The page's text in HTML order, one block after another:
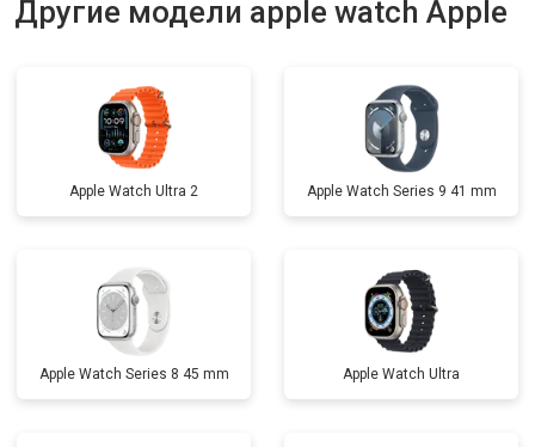
Другие модели apple watch Apple
Apple Watch Ultra 2 Apple Watch Series 9 41 mm
Apple Watch Series 8 45 mm Apple Watch Ultra